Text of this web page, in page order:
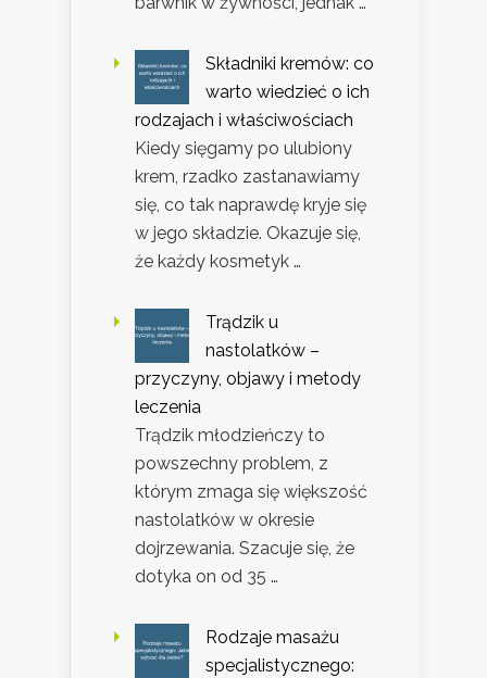
Składniki kremów: co
warto wiedzieć o ich
rodzajach i właściwościach
Kiedy sięgamy po ulubiony
krem, rzadko zastanawiamy
się, co tak naprawdę kryje się
w jego składzie. Okazuje się,
że każdy kosmetyk …
Trądzik u
nastolatków –
przyczyny, objawy i metody
leczenia
Trądzik młodzieńczy to
powszechny problem, z
którym zmaga się większość
nastolatków w okresie
dojrzewania. Szacuje się, że
dotyka on od 35 …
Rodzaje masażu
specjalistycznego: